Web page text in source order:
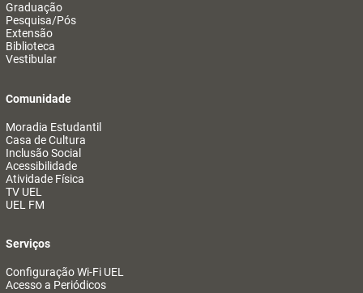
Graduação
Pesquisa/Pós
Extensão
Biblioteca
Vestibular
Comunidade
Moradia Estudantil
Casa de Cultura
Inclusão Social
Acessibilidade
Atividade Física
TV UEL
UEL FM
Serviços
Configuração Wi-Fi UEL
Acesso a Periódicos